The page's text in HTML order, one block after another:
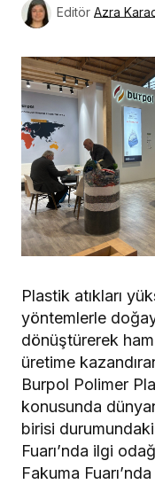
Editör Azra
Plastik atıkları
yöntemlerle
dönüştürerek
üretime
Burpol Polimer
konusunda
birisi
Fuarı’nda ilgi
Fakuma